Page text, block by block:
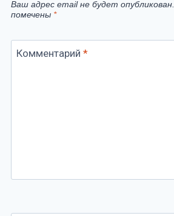
Ваш адрес email не будет опубликован.
помечены *
Комментарий *